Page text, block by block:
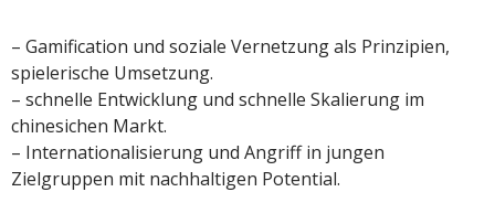
– Gamification und soziale Vernetzung als Prinzipien,
spielerische Umsetzung.
– schnelle Entwicklung und schnelle Skalierung im
chinesichen Markt.
– Internationalisierung und Angriff in jungen
Zielgruppen mit nachhaltigen Potential.